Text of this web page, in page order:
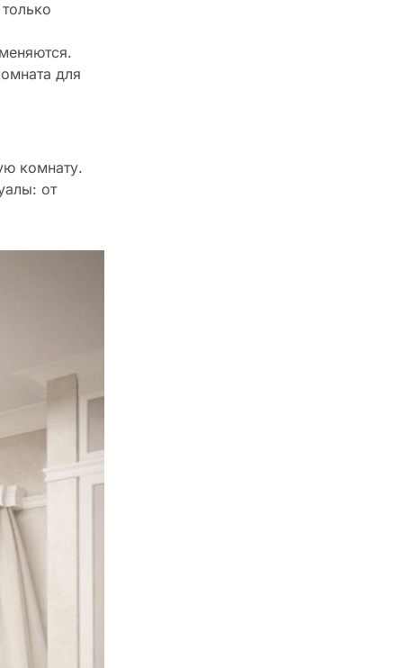
для
комнату.
от